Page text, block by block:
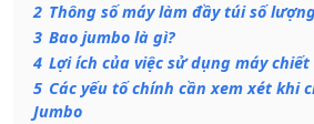
2 Thông số máy làm đầy túi số
3 Bao jumbo là gì?
4 Lợi ích của việc sử dụng máy
5 Các yếu tố chính cần xem xét khi
Jumbo